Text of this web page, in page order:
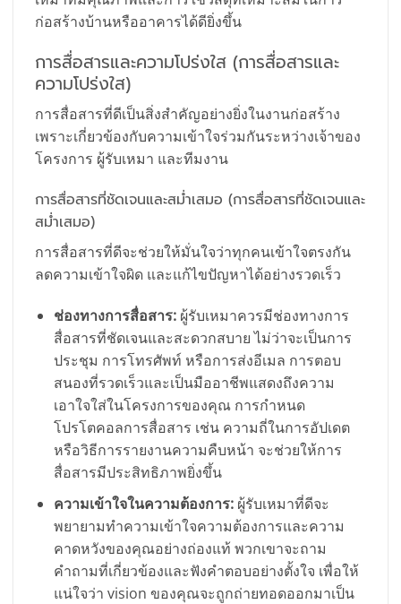
ก่อสร้างบ้านหรืออาคารได้ดียิ่งขึ้น
การสื่อสารและความโปร่งใส (การสื่อสารและ
ความโปร่งใส)
การสื่อสารที่ดีเป็นสิ่งสำคัญอย่างยิ่งในงานก่อสร้าง
เพราะเกี่ยวข้องกับความเข้าใจร่วมกันระหว่างเจ้าของ
โครงการ ผู้รับเหมา และทีมงาน
การสื่อสารที่ชัดเจนและสม่ำเสมอ (การสื่อสารที่ชัดเจนและ
สม่ำเสมอ)
การสื่อสารที่ดีจะช่วยให้มั่นใจว่าทุกคนเข้าใจตรงกัน
ลดความเข้าใจผิด และแก้ไขปัญหาได้อย่างรวดเร็ว
ช่องทางการสื่อสาร:ผู้รับเหมาควรมีช่องทางการ
สื่อสารที่ชัดเจนและสะดวกสบาย ไม่ว่าจะเป็นการ
ประชุม การโทรศัพท์ หรือการส่งอีเมล การตอบ
สนองที่รวดเร็วและเป็นมืออาชีพแสดงถึงความ
เอาใจใส่ในโครงการของคุณ การกำหนด
โปรโตคอลการสื่อสาร เช่น ความถี่ในการอัปเดต
หรือวิธีการรายงานความคืบหน้า จะช่วยให้การ
สื่อสารมีประสิทธิภาพยิ่งขึ้น
ความเข้าใจในความต้องการ:ผู้รับเหมาที่ดีจะ
พยายามทำความเข้าใจความต้องการและความ
คาดหวังของคุณอย่างถ่องแท้ พวกเขาจะถาม
คำถามที่เกี่ยวข้องและฟังคำตอบอย่างตั้งใจ เพื่อให้
แน่ใจว่า vision ของคุณจะถูกถ่ายทอดออกมาเป็น